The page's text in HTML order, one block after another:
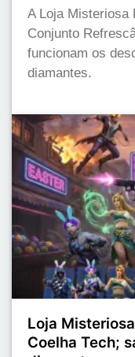
A Loja Misteriosa
Conjunto
funcionam os
diamantes.
Loja
Coelha Tech;